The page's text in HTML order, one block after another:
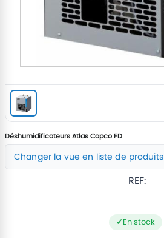
Déshumidificateurs Atlas Copco FD
Changer la vue en liste de produits
REF:
En stock